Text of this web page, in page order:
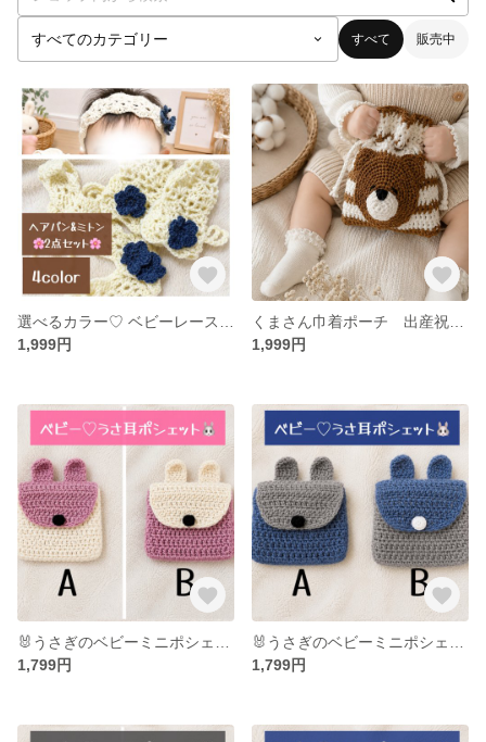
すべて 販売中
1,999円
1,999円
1,799円
1,799円